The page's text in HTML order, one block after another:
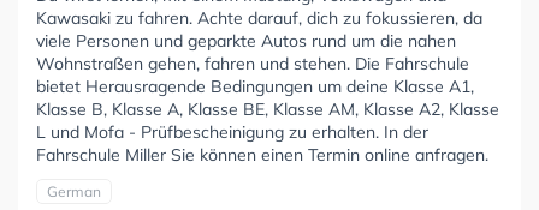
Kawasaki zu fahren. Achte darauf, dich zu fokussieren, da
viele Personen und geparkte Autos rund um die nahen
Wohnstraßen gehen, fahren und stehen. Die Fahrschule
bietet Herausragende Bedingungen um deine Klasse A1,
Klasse B, Klasse A, Klasse BE, Klasse AM, Klasse A2, Klasse
L und Mofa - Prüfbescheinigung zu erhalten. In der
Fahrschule Miller Sie können einen Termin online anfragen.
German